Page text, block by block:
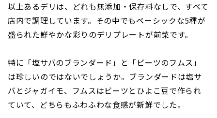
以上あるデリは、どれも無添加・保存料なしで、すべて
店内で調理しています。その中でもベーシックな5種が
盛られた鮮やかな彩りのデリプレートが前菜です。
特に「塩サバのブランダード」と「ビーツのフムス」
は珍しいのではないでしょうか。ブランダードは塩サ
バとジャガイモ、フムスはビーツとひよこ豆で作られ
ていて、どちらもふわふわな食感が新鮮でした。